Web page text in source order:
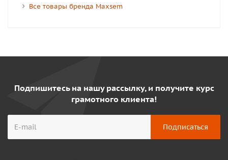
Все товары бренда Maxsem
Подпишитесь на нашу рассылку, и получите курс
грамотного клиента!